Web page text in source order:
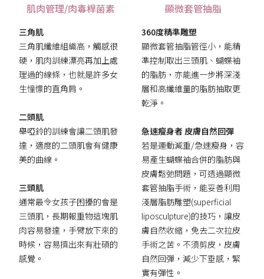
肌肉管理/肉毒桿菌素
三角肌
三角肌纖維組織高，觸感很
硬，肌肉訓練漂亮再加上處
理過的線條，也就是許多女
生憧憬的直角肩。
二頭肌
舉啞鈴的訓練會讓二頭肌發
達，適度的二頭肌會有健康
美的曲線。
三頭肌
通常最令女孩子困擾的會是
三頭肌，長期報重物這塊肌
肉容易發達，手臂放下來的
時候，容易擠出來有壯碩的
感覺。
顯微套管抽脂
360度精準雕塑
顯微套管抽脂管徑小，能精
準控制取出三頭肌、蝴蝶袖
的脂肪，亦能進一步將深淺
層和高纖維量的脂肪抽取更
乾淨。
急速瘦身者 皮膚自然回彈
若是運動減重/急速瘦身，容
易產生蝴蝶袖合併的脂肪與
皮膚鬆弛問題，可透過顯微
套管抽脂手術，能妥善利用
淺層脂肪雕塑(superficial
liposculpture)的技巧，讓皮
膚自然收縮，免去二次拉皮
手術之苦。不須剪皮，皮膚
自然回彈，減少下垂感，緊
實有彈性。